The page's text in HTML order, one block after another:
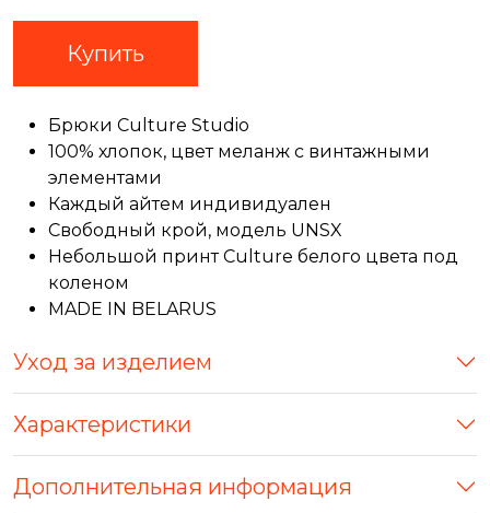
Купить
Брюки Culture Studio
100% хлопок, цвет меланж с винтажными
элементами
Каждый айтем индивидуален
Свободный крой, модель UNSX
Небольшой принт Culture белого цвета под
коленом
MADE IN BELARUS
Уход за изделием
Характеристики
Дополнительная информация